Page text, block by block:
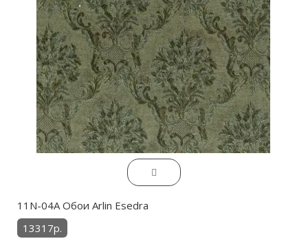
11N-04A Обои Arlin Esedra
13317р.